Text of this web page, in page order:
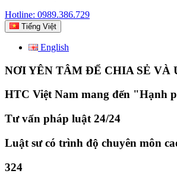
Hotline: 0989.386.729
Tiếng Việt
English
NƠI YÊN TÂM ĐỂ CHIA SẺ VÀ
HTC Việt Nam mang đến "Hạnh
Tư vấn pháp luật 24/24
Luật sư có trình độ chuyên môn
324